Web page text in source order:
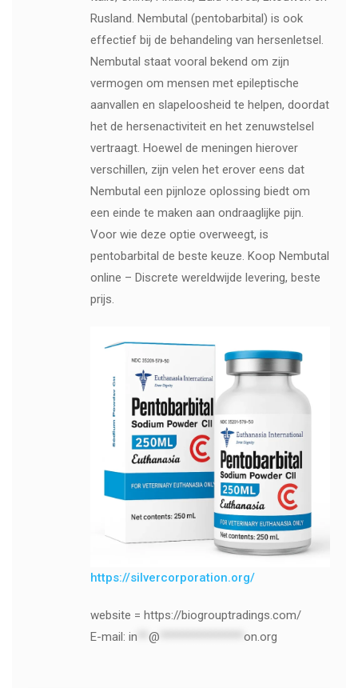
Rusland. Nembutal (pentobarbital) is ook
effectief bij de behandeling van hersenletsel.
Nembutal staat vooral bekend om zijn
vermogen om mensen met epileptische
aanvallen en slapeloosheid te helpen, doordat
het de hersenactiviteit en het zenuwstelsel
vertraagt. Hoewel de meningen hierover
verschillen, zijn velen het erover eens dat
Nembutal een pijnloze oplossing biedt om
een ​​einde te maken aan ondraaglijke pijn.
Voor wie deze optie overweegt, is
pentobarbital de beste keuze. Koop Nembutal
online – Discrete wereldwijde levering, beste
prijs.
https://silvercorporation.org/
website = https://biogrouptradings.com/
E-mail: in @ on.org